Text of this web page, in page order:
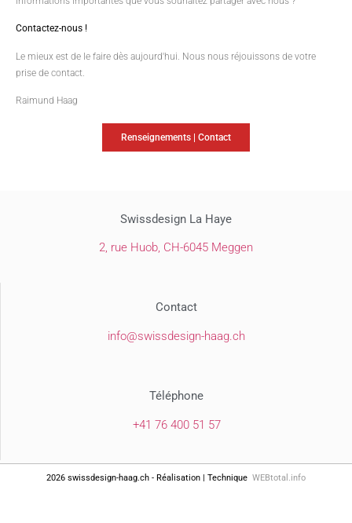
Contactez-nous !
Le mieux est de le faire dès aujourd'hui. Nous nous réjouissons de votre
prise de contact.
Raimund Haag
Renseignements | Contact
Swissdesign La Haye
2, rue Huob, CH-6045 Meggen
Contact
hc.gaah-ngisedssiws
@ofni
Téléphone
+41 76 400 51 57
2026 swissdesign-haag.ch - Réalisation | Technique WEBtotal.info